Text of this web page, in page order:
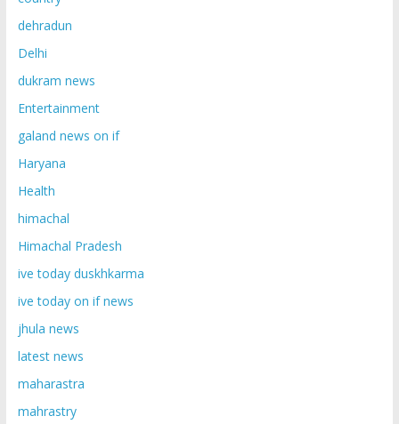
dehradun
Delhi
dukram news
Entertainment
galand news on if
Haryana
Health
himachal
Himachal Pradesh
ive today duskhkarma
ive today on if news
jhula news
latest news
maharastra
mahrastry